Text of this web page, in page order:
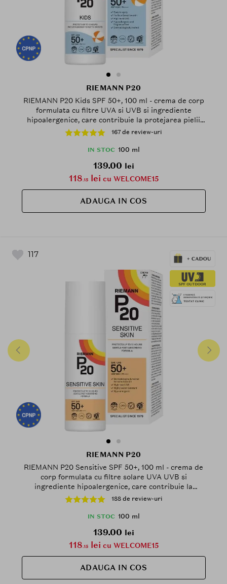
RIEMANN P20
RIEMANN P20 Kids SPF 50+, 100 ml - crema de corp
formulata cu filtre UVA si UVB si ingrediente
hipoalergenice, care contribuie la protejarea pielii
sensibile la soare a copiilor, Outdoor
167 de review-uri
IN STOC 100 ml
139.00 lei
118.15lei cu WELCOME15
ADAUGA IN COS
117
RIEMANN P20
RIEMANN P20 Sensitive SPF 50+, 100 ml - crema de
corp formulata cu filtre solare UVA UVB si
ingrediente hipoalergenice, care contribuie la
protectia ridicata a pielii sensibile si la mentinerea
confortului cutanat, Outdoor
188 de review-uri
IN STOC 100 ml
139.00 lei
118.15lei cu WELCOME15
ADAUGA IN COS